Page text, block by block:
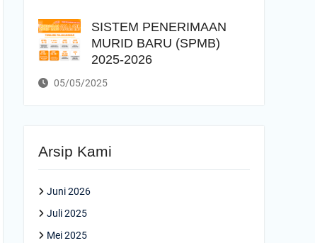
SISTEM PENERIMAAN
MURID BARU (SPMB)
2025-2026
05/05/2025
Arsip Kami
Juni 2026
Juli 2025
Mei 2025